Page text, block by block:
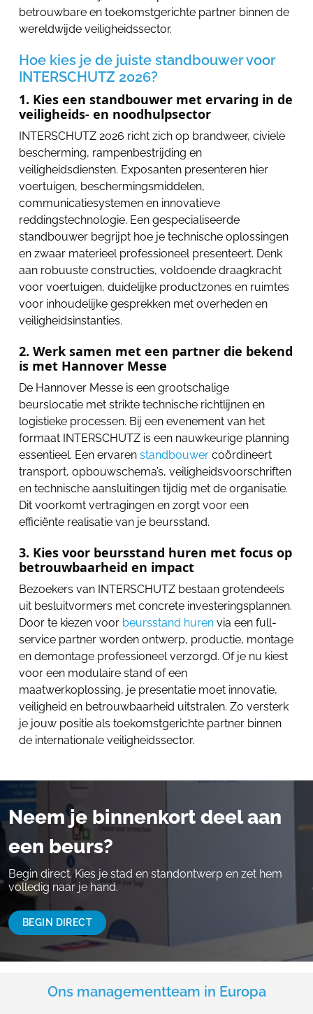
betrouwbare en toekomstgerichte partner binnen de
wereldwijde veiligheidssector.
Hoe kies je de juiste standbouwer voor
INTERSCHUTZ 2026?
1. Kies een standbouwer met ervaring in de
veiligheids- en noodhulpsector
INTERSCHUTZ 2026 richt zich op brandweer, civiele
bescherming, rampenbestrijding en
veiligheidsdiensten. Exposanten presenteren hier
voertuigen, beschermingsmiddelen,
communicatiesystemen en innovatieve
reddingstechnologie. Een gespecialiseerde
standbouwer begrijpt hoe je technische oplossingen
en zwaar materieel professioneel presenteert. Denk
aan robuuste constructies, voldoende draagkracht
voor voertuigen, duidelijke productzones en ruimtes
voor inhoudelijke gesprekken met overheden en
veiligheidsinstanties.
2. Werk samen met een partner die bekend
is met Hannover Messe
De Hannover Messe is een grootschalige
beurslocatie met strikte technische richtlijnen en
logistieke processen. Bij een evenement van het
formaat INTERSCHUTZ is een nauwkeurige planning
essentieel. Een ervaren standbouwer coördineert
transport, opbouwschema’s, veiligheidsvoorschriften
en technische aansluitingen tijdig met de organisatie.
Dit voorkomt vertragingen en zorgt voor een
efficiënte realisatie van je beursstand.
3. Kies voor beursstand huren met focus op
betrouwbaarheid en impact
Bezoekers van INTERSCHUTZ bestaan grotendeels
uit besluitvormers met concrete investeringsplannen.
Door te kiezen voor beursstand huren via een full-
service partner worden ontwerp, productie, montage
en demontage professioneel verzorgd. Of je nu kiest
voor een modulaire stand of een
maatwerkoplossing, je presentatie moet innovatie,
veiligheid en betrouwbaarheid uitstralen. Zo versterk
je jouw positie als toekomstgerichte partner binnen
de internationale veiligheidssector.
Neem je binnenkort deel aan
een beurs?
Begin direct. Kies je stad en standontwerp en zet hem
volledig naar je hand.
BEGIN DIRECT
Ons managementteam in Europa